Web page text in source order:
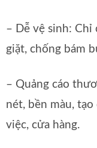
– Dễ vệ sinh: Chỉ
giặt, chống bám
– Quảng cáo
nét, bền màu,
việc, cửa hàng.